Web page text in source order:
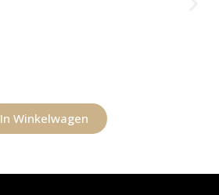
In Winkelwagen